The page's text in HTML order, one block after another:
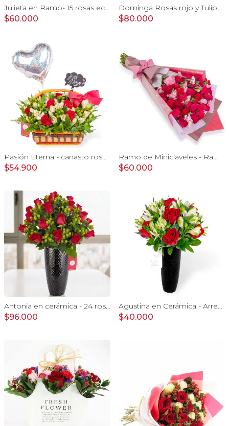
Julieta en Ramo- 15 rosas ecuatorianas rojo y limonium
$60.000
Dominga Rosas rojo y Tulipanes amarillo - Arreglo floral
$80.000
Pasión Eterna - canasto rosas rojo astromeia globo corazon
$54.900
Ramo de Miniclaveles - Ramo de flores extendido con miniclaveles y rosas rojas
$60.000
Antonia en cerámica - 24 rosas ecuatorianas rojo e hypericum
$96.000
Agustina en Cerámica - Arreglo 10 rosas rojo y astromeliass
$40.000